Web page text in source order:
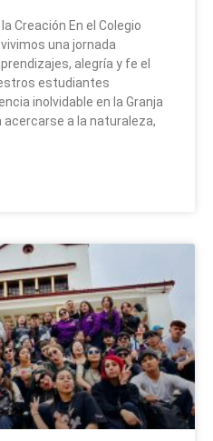
Creación En el Colegio
una jornada
alegría y fe el
estudiantes
inolvidable en la Granja
acercarse a la naturaleza,